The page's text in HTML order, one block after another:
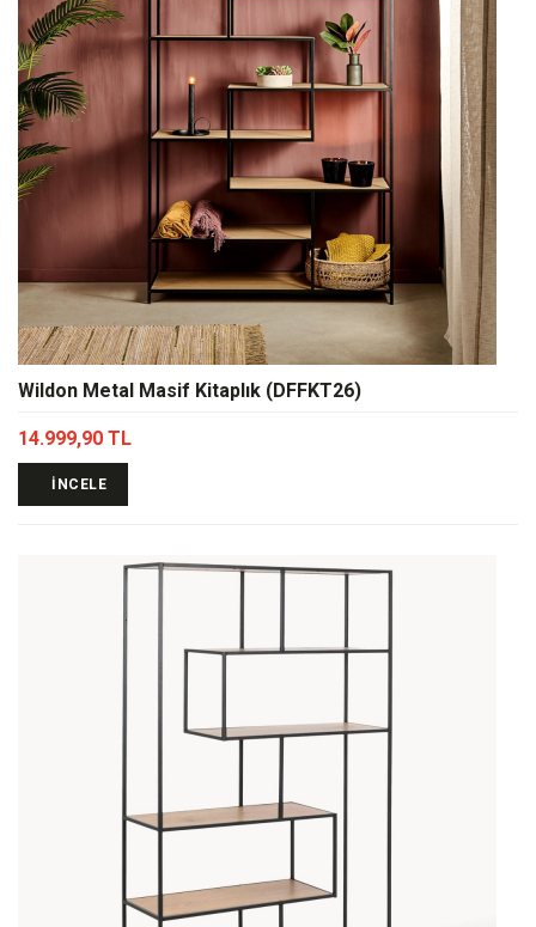
Wildon Metal Masif Kitaplık (DFFKT26)
14.999,90 TL
İNCELE